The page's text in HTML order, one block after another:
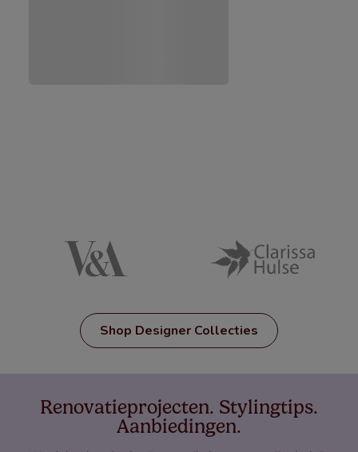
Shop Designer Collecties
Renovatieprojecten. Stylingtips.
Aanbiedingen.